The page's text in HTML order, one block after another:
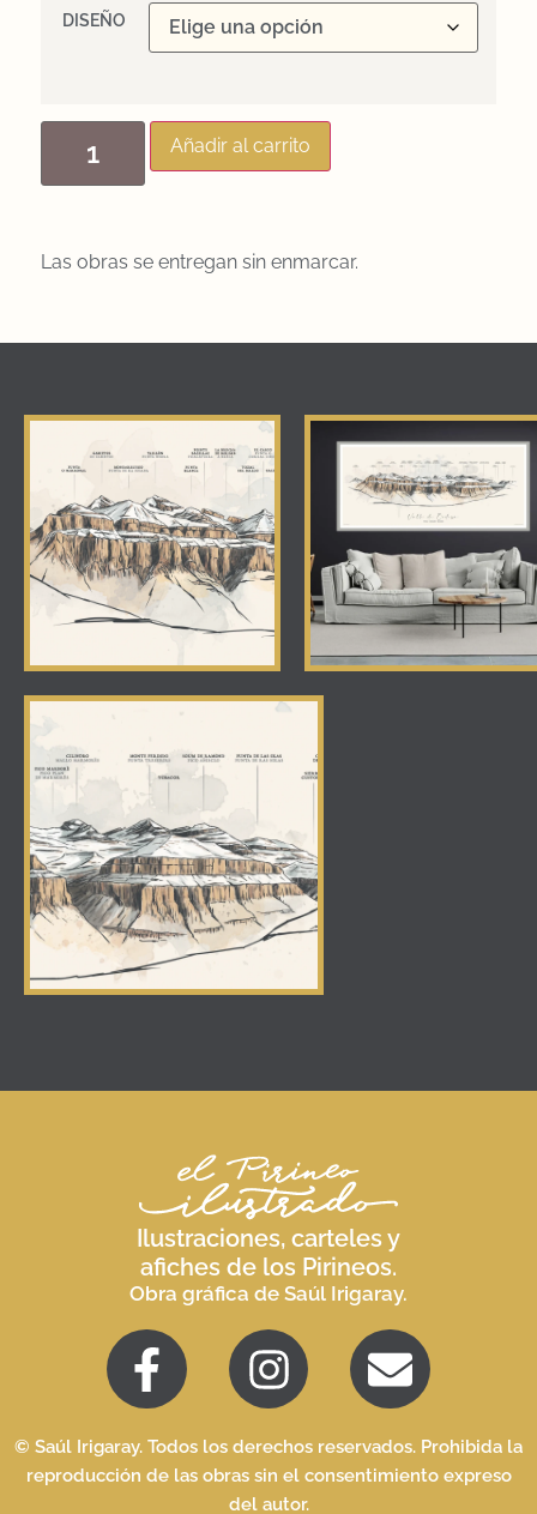
DISEÑO
Añadir al carrito
Las obras se entregan sin enmarcar.
Ilustraciones, carteles y
afiches de los Pirineos.
Obra gráfica de Saúl Irigaray.
© Saúl Irigaray. Todos los derechos reservados. Prohibida la
reproducción de las obras sin el consentimiento expreso
del autor.